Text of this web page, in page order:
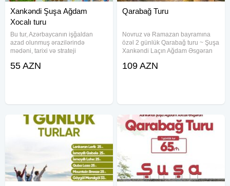
Xankəndi Şuşa Ağdam
Xocalı turu
Bu tur, Azərbaycanın işğaldan
azad olunmuş ərazilərində
mədəni, tarixi və strateji
imkanı yaradır. Qiymət Paketləri: -
55 AZN
Qarabağ Turu
Novruz və Ramazan bayramına
özəl 2 günlük Qarabağ turu ︎~ Şuşa
︎Xankəndi ︎Laçın ︎Ağdam Əsgəran ︎
tarixi: 20-21, 21-22, 22-23, 23-24,
109 AZN